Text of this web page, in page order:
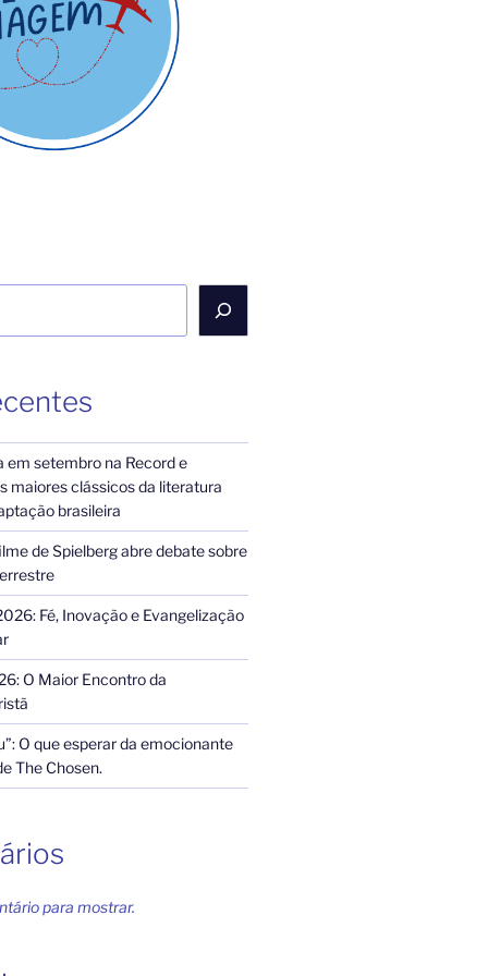
em setembro na Record e
maiores clássicos da literatura
brasileira
de Spielberg abre debate sobre
Fé, Inovação e Evangelização
O Maior Encontro da
O que esperar da emocionante
The Chosen.
para mostrar.